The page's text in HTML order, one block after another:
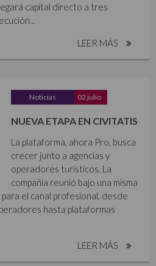
capital directo a tres
LEER MÁS
Noticias 02 julio
NUEVA ETAPA EN CIVITATIS
La plataforma, ahora Pro, busca
crecer junto a agencias y
operadores turísticos. La
compañía reunió bajo una misma
el canal profesional, desde
hasta plataformas
LEER MÁS